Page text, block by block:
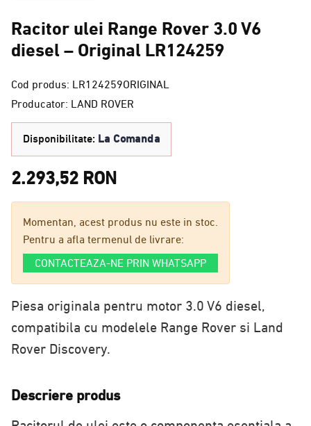
Racitor ulei Range Rover 3.0 V6
diesel – Original LR124259
Cod produs: LR124259ORIGINAL
Producator: LAND ROVER
Disponibilitate: La Comanda
2.293,52 RON
Momentan, acest produs nu este in stoc.
Pentru a afla termenul de livrare:
CONTACTEAZA-NE PRIN WHATSAPP
Piesa originala pentru motor 3.0 V6 diesel,
compatibila cu modelele Range Rover si Land
Rover Discovery.
Descriere produs